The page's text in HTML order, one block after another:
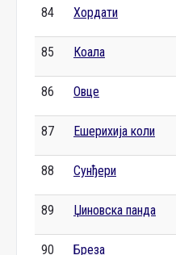
84 Хордати
85 Коала
86 Овце
87 Ешерихија коли
88 Сунђери
89 Џиновска панда
90 Бреза